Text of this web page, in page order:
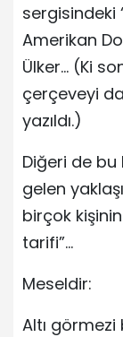
sergisindeki
Amerikan
Ülker… (Ki
çerçeveyi
yazıldı.)
Diğeri de
gelen
birçok
tarifi”…
Meseldir:
Altı görmezi